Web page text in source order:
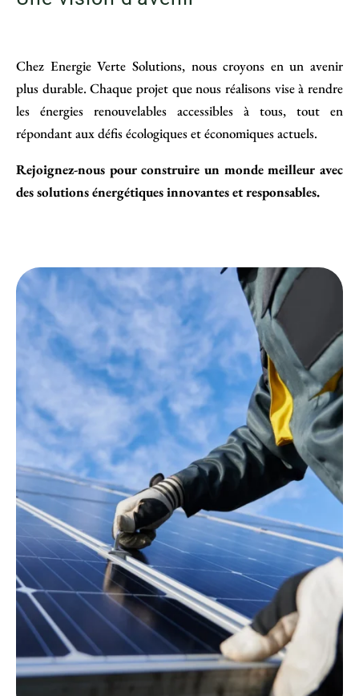
Chez Energie Verte Solutions, nous croyons en un avenir
plus durable. Chaque projet que nous réalisons vise à rendre
les énergies renouvelables accessibles à tous, tout en
répondant aux défis écologiques et économiques actuels.
Rejoignez-nous pour construire un monde meilleur avec
des solutions énergétiques innovantes et responsables.